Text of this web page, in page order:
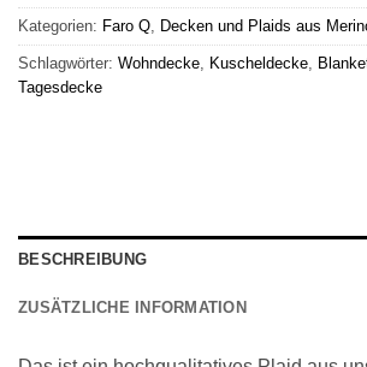
Kategorien: Faro Q, Decken und Plaids aus
Schlagwörter: Wohndecke, Kuscheldecke,
Tagesdecke
BESCHREIBUNG
ZUSÄTZLICHE INFORMATION